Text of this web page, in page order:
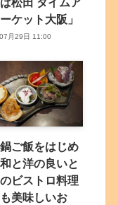
ケット大阪」
月29日 11:00
ご飯をはじめ
と洋の良いと
ビストロ料理
美味しいお